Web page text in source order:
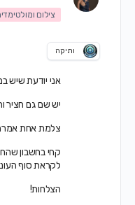
צילום
ותיקה
אני יודעת שיש
יש שם גם חציר
צלמת אחת אמרה
קחי בחשבון
לקראת סוף
הצלחות!